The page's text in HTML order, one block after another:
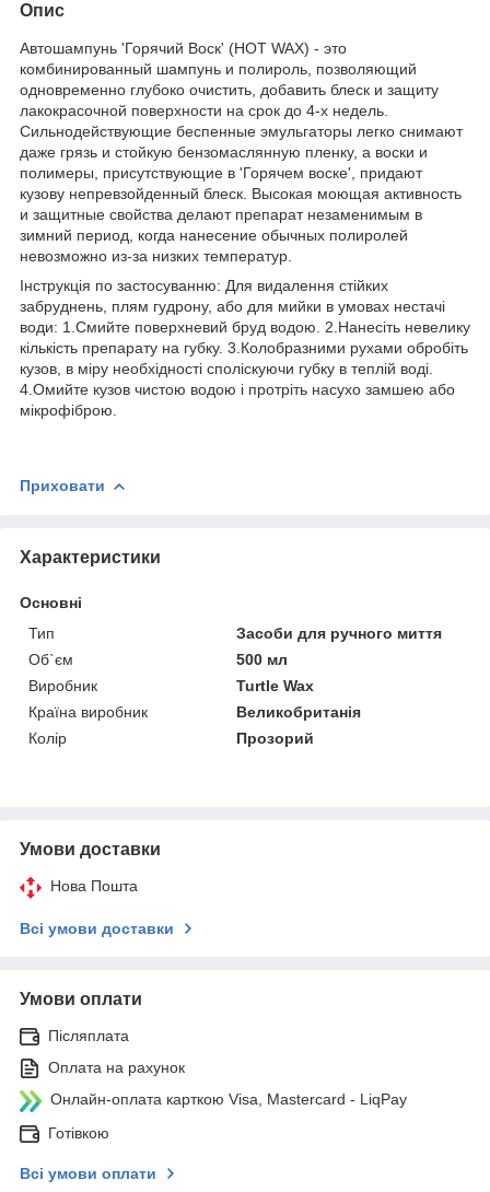
Опис
Автошампунь 'Горячий Воск' (HOT WAX) - это
комбинированный шампунь и полироль, позволяющий
одновременно глубоко очистить, добавить блеск и защиту
лакокрасочной поверхности на срок до 4-х недель.
Сильнодействующие беспенные эмульгаторы легко снимают
даже грязь и стойкую бензомаслянную пленку, а воски и
полимеры, присутствующие в 'Горячем воске', придают
кузову непревзойденный блеск. Высокая моющая активность
и защитные свойства делают препарат незаменимым в
зимний период, когда нанесение обычных полиролей
невозможно из-за низких температур.
Інструкція по застосуванню: Для видалення стійких
забруднень, плям гудрону, або для мийки в умовах нестачі
води: 1.Смийте поверхневий бруд водою. 2.Нанесіть невелику
кількість препарату на губку. 3.Колобразними рухами обробіть
кузов, в міру необхідності споліскуючи губку в теплій воді.
4.Омийте кузов чистою водою і протріть насухо замшею або
мікрофіброю.
Приховати
Характеристики
Основні
Тип
Засоби для ручного миття
Об`єм
500 мл
Виробник
Turtle Wax
Країна виробник
Великобританія
Колір
Прозорий
Умови доставки
Нова Пошта
Всі умови доставки
Умови оплати
Післяплата
Оплата на рахунок
Онлайн-оплата карткою Visa, Mastercard - LiqPay
Готівкою
Всі умови оплати